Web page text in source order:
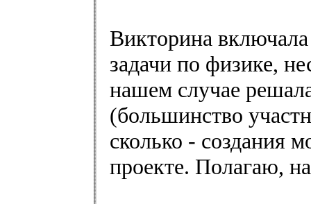
Викторина
задачи по физике,
нашем случае
(большинство
сколько - создания
проекте. Полагаю,